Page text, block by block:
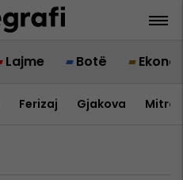
Lajme Botë
Ferizaj Gjakova